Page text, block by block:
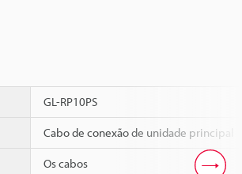
GL-RP10PS
Cabo de conexão de unidade principal
Os cabos